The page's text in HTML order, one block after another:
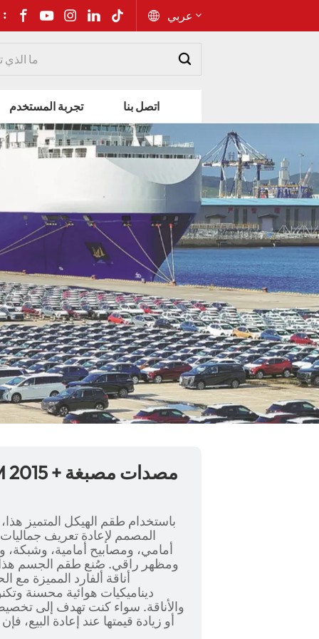
شارك إلى : عربي
Русский
Español
Português
عربي
kiswahili
تجربة المستخدم اتصل بنا
المصمم لإعادة تعريف
أمامي، ومصابيح أمامية،
ومظهر راقي. صُنع طقم الجسم هذا
أناقة ألفارد المميزة مع
ديناميكيات هوائية محسنة
والأناقة. سواء كنت تهدف إلى
أو زيادة قيمتها عند إعادة